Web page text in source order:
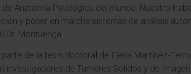
Anatomía Patológica del mundo. Nuestro
y poner en marcha sistemas de análisis
Dr. Montuenga.
de la tesis doctoral de Elena Martínez-
investigadores de Tumores Sólidos y de